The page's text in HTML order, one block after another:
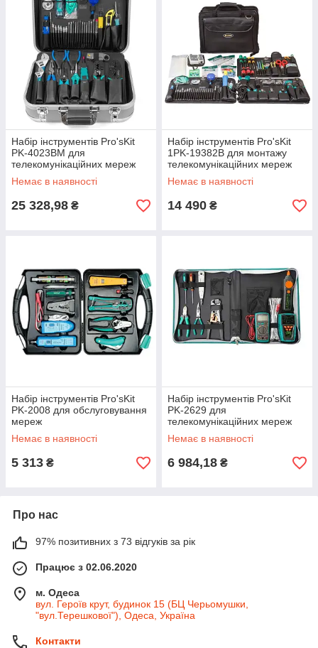
Набір інструментів Pro'sKit
PK-4023BM для
телекомунікаційних мереж
Немає в наявності
25 328,98 ₴
Набір інструментів Pro'sKit
1PK-19382B для монтажу
телекомунікаційних мереж
Немає в наявності
14 490 ₴
Набір інструментів Pro'sKit
PK-2008 для обслуговування
мереж
Немає в наявності
5 313 ₴
Набір інструментів Pro'sKit
PK-2629 для
телекомунікаційних мереж
Немає в наявності
6 984,18 ₴
Про нас
97% позитивних з 73 відгуків за рік
Працює з 02.06.2020
м. Одеса
вул. Героїв крут, будинок 15 (БЦ Черьомушки,
"вул.Терешкової"), Одеса, Україна
Контакти